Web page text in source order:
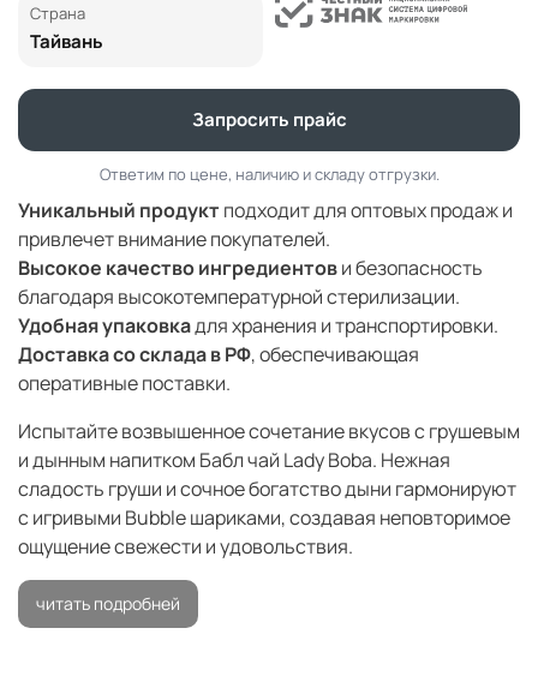
Страна
Тайвань
Запросить прайс
Ответим по цене, наличию и складу отгрузки.
Уникальный продукт подходит для оптовых продаж и
привлечет внимание покупателей.
Высокое качество ингредиентови безопасность
благодаря высокотемпературной стерилизации.
Удобная упаковкадля хранения и транспортировки.
Доставка со склада в РФ, обеспечивающая
оперативные поставки.
Испытайте возвышенное сочетание вкусов с грушевым
и дынным напитком Бабл чай Lady Boba. Нежная
сладость груши и сочное богатство дыни гармонируют
с игривыми Bubble шариками, создавая неповторимое
ощущение свежести и удовольствия.
читать подробней